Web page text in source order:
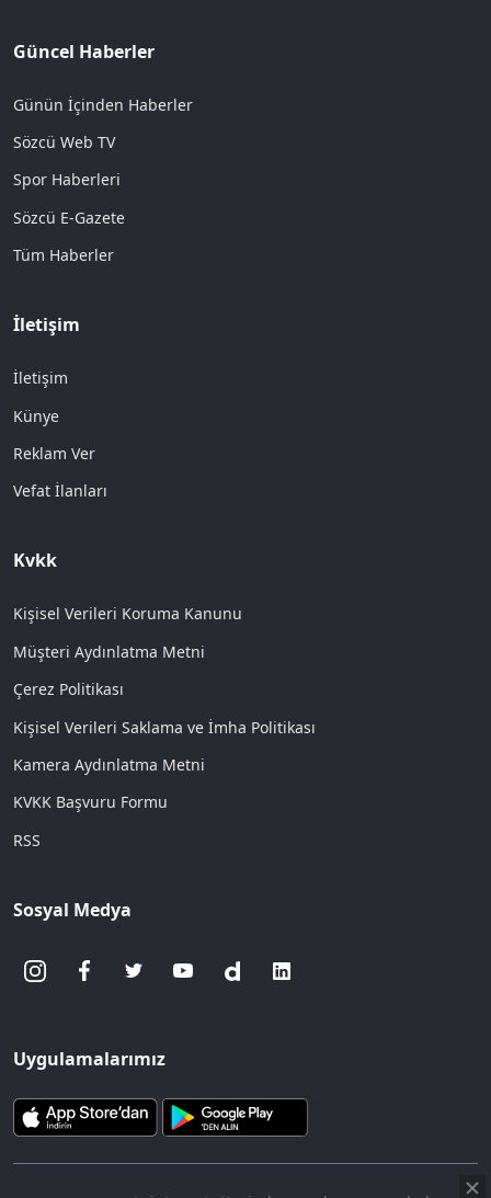
Güncel Haberler
Günün İçinden Haberler
Sözcü Web TV
Spor Haberleri
Sözcü E-Gazete
Tüm Haberler
İletişim
İletişim
Künye
Reklam Ver
Vefat İlanları
Kvkk
Kişisel Verileri Koruma Kanunu
Müşteri Aydınlatma Metni
Çerez Politikası
Kişisel Verileri Saklama ve İmha Politikası
Kamera Aydınlatma Metni
KVKK Başvuru Formu
RSS
Sosyal Medya
Uygulamalarımız